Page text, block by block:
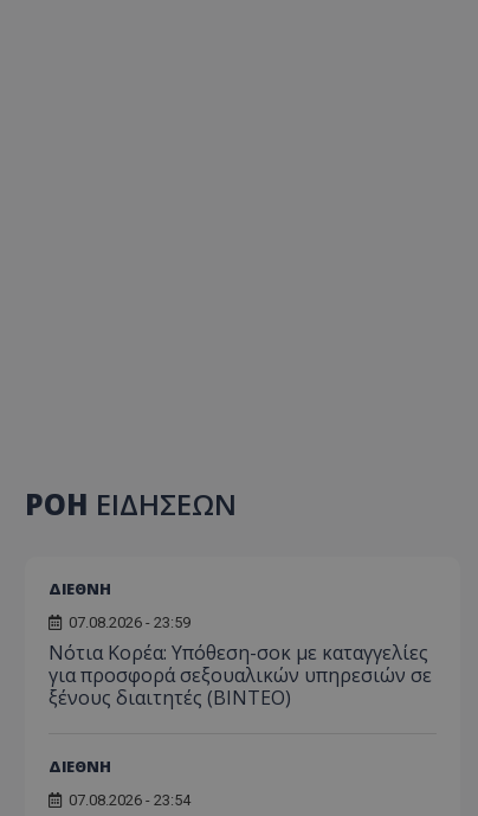
ΡΟΗ ΕΙΔΗΣΕΩΝ
ΔΙΕΘΝΗ
07.08.2026 - 23:59
Νότια Κορέα: Υπόθεση-σοκ με καταγγελίες
για προσφορά σεξουαλικών υπηρεσιών σε
ξένους διαιτητές (BINTEO)
ΔΙΕΘΝΗ
07.08.2026 - 23:54